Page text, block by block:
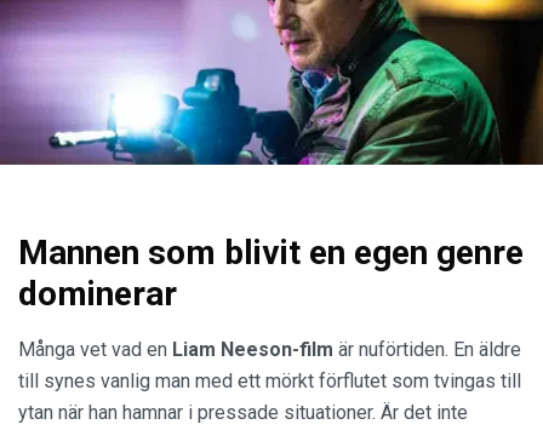
Mannen som blivit en egen genre
dominerar
Många vet vad en Liam Neeson-film är nuförtiden. En äldre
till synes vanlig man med ett mörkt förflutet som tvingas till
ytan när han hamnar i pressade situationer. Är det inte